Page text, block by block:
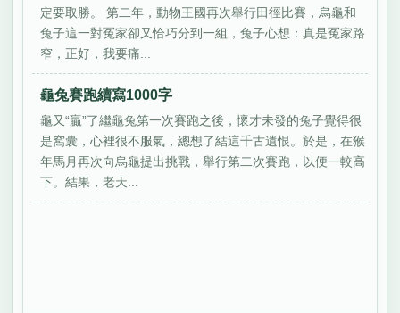
定要取勝。 第二年，動物王國再次舉行田徑比賽，烏龜和
兔子這一對冤家卻又恰巧分到一組，兔子心想：真是冤家路
窄，正好，我要痛...
龜兔賽跑續寫1000字
龜又“贏”了繼龜兔第一次賽跑之後，懷才未發的兔子覺得很
是窩囊，心裡很不服氣，總想了結這千古遺恨。於是，在猴
年馬月再次向烏龜提出挑戰，舉行第二次賽跑，以便一較高
下。結果，老天...